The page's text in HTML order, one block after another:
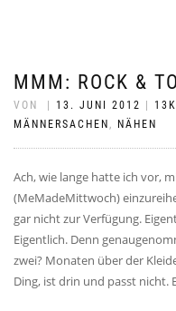
MMM: ROCK &
VON 13. JUNI 2012
MÄNNERSACHEN , NÄHEN
Ach, wie lange hatte ich vor,
(MeMadeMittwoch)
gar nicht zur Verfügung.
Eigentlich. Denn
zwei? Monaten über der
Ding, ist drin und passt nicht.